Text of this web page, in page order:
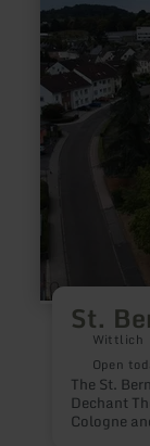
St.
Wittlich
Open
The St.
Dechant
Cologne
St.
Bernhard
Kirche
Wittlich